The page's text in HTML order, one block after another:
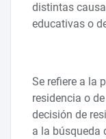
distintas
educativas o
Se refiere a la
residencia o
decisión de
a la búsqueda